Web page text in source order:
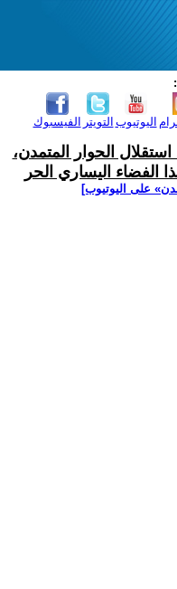
الفيسبوك التويتر اليوتيوب
الحوار المتمدن،
الفضاء اليساري الحر
على اليوتيوب]